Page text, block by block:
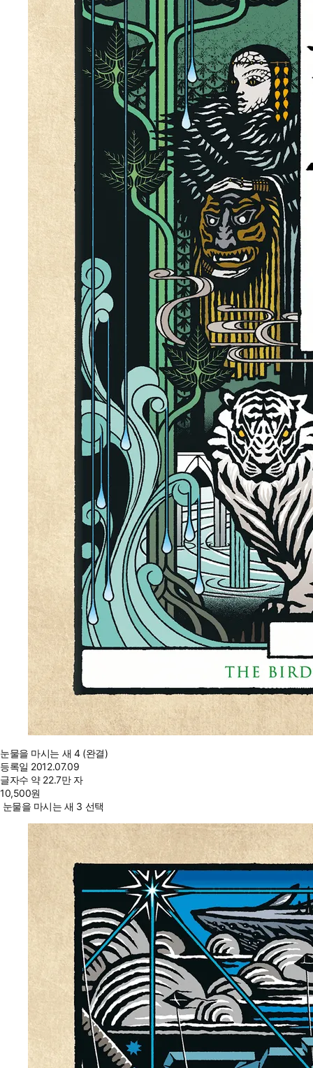
눈물을 마시는 새 4 (완결)
등록일 2012.07.09
글자수 약 22.7만 자
10,500원
눈물을 마시는 새 3 선택